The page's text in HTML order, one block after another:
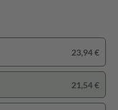
23,94 €
21,54 €